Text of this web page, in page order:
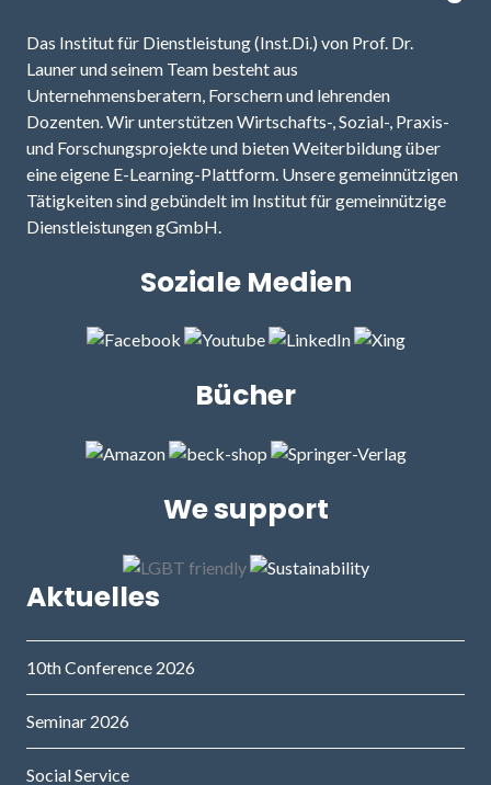
Das Institut für Dienstleistung (Inst.Di.) von Prof. Dr.
Launer und seinem Team besteht aus
Unternehmensberatern, Forschern und lehrenden
Dozenten. Wir unterstützen Wirtschafts-, Sozial-, Praxis-
und Forschungsprojekte und bieten Weiterbildung über
eine eigene E-Learning-Plattform. Unsere gemeinnützigen
Tätigkeiten sind gebündelt im Institut für gemeinnützige
Dienstleistungen gGmbH.
Soziale Medien
Bücher
We support
Aktuelles
10th Conference 2026
Seminar 2026
Social Service